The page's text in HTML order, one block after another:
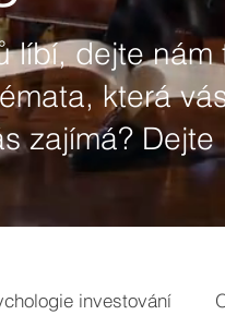
líbí, dejte nám
která
zajímá?
investování